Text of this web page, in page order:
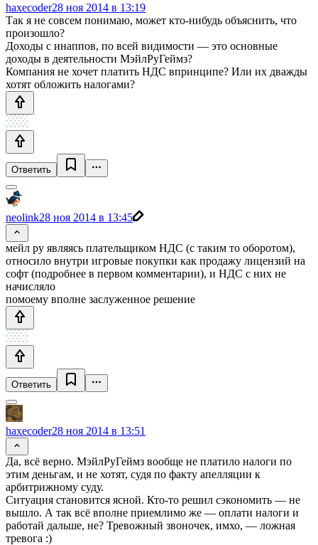
haxecoder28 ноя 2014 в 13:19
Так я не совсем понимаю, может кто-нибудь объяснить, что
произошло?
Доходы с инаппов, по всей видимости — это основные
доходы в деятельности МэйлРуГеймз?
Компания не хочет платить НДС впринципе? Или их дважды
хотят обложить налогами?
Ответить
neolink28 ноя 2014 в 13:45
мейл ру являясь плательщиком НДС (с таким то оборотом),
относило внутри игровые покупки как продажу лицензий на
софт (подробнее в первом комментарии), и НДС с них не
начисляло
помоему вполне заслуженное решение
Ответить
haxecoder28 ноя 2014 в 13:51
Да, всё верно. МэйлРуГеймз вообще не платило налоги по
этим деньгам, и не хотят, судя по факту апелляции к
арбитрижному суду.
Ситуация становится ясной. Кто-то решил сэкономить — не
вышло. А так всё вполне приемлимо же — оплати налоги и
работай дальше, не? Тревожный звоночек, имхо, — ложная
тревога :)